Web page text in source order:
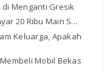
Menganti Gresik
20 Ribu Main S...
Keluarga, Apakah
Mobil Bekas